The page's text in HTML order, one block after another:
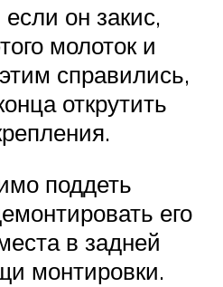
он закис,
молоток и
справились,
открутить
поддеть
его
в задней
монтировки.